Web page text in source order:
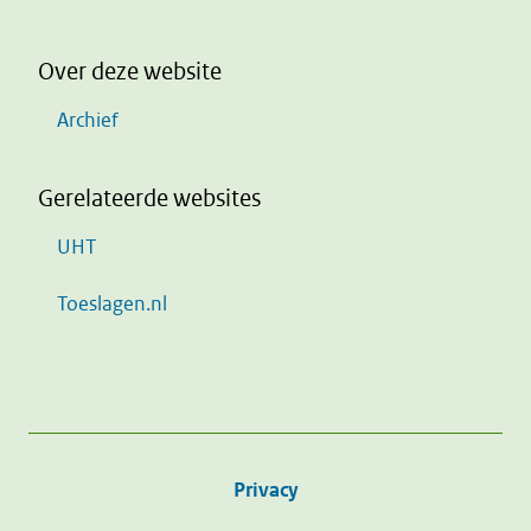
Over deze website
Archief
Gerelateerde websites
UHT
Toeslagen.nl
Privacy